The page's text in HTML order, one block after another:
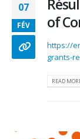
07
FÉV
of
https://
grants-
READ